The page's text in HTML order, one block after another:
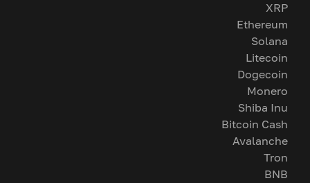
XRP
Ethereum
Solana
Litecoin
Dogecoin
Monero
Shiba Inu
Bitcoin Cash
Avalanche
Tron
BNB